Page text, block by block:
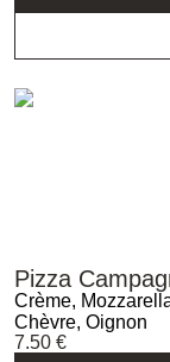
Pizza
Crème,
Chèvre, Oignon
7.50 €